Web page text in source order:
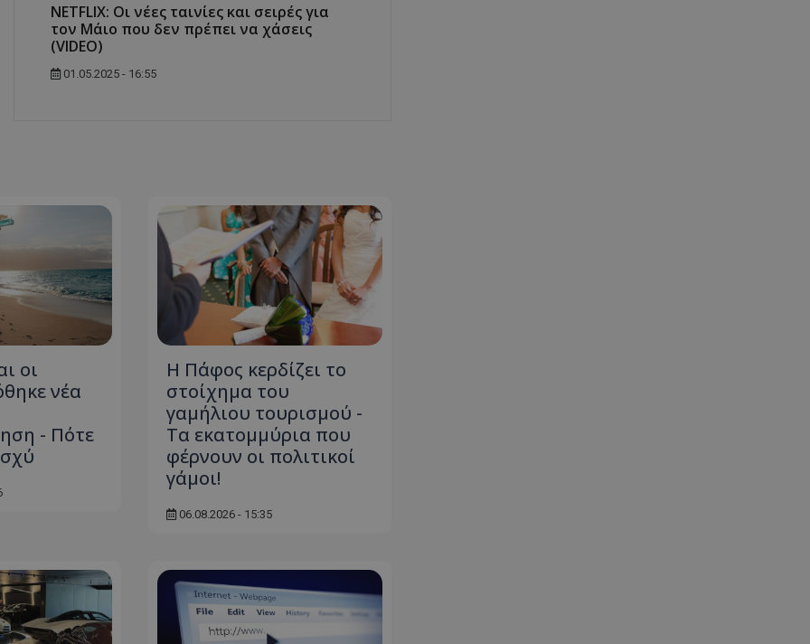
NETFLIX: Οι νέες ταινίες και σειρές για
τον Μάιο που δεν πρέπει να χάσεις
(VIDEO)
01.05.2025 - 16:55
οι
νέα
- Πότε
Η Πάφος κερδίζει το
στοίχημα του
γαμήλιου τουρισμού -
Τα εκατομμύρια που
φέρνουν οι πολιτικοί
γάμοι!
06.08.2026 - 15:35